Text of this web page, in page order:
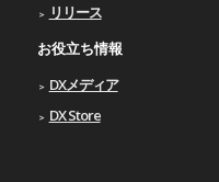
リリース
お役立ち情報
DXメディア
DX Store